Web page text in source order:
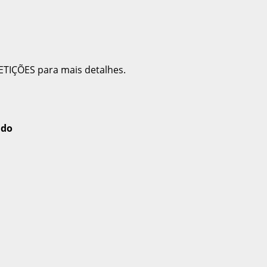
para mais detalhes.